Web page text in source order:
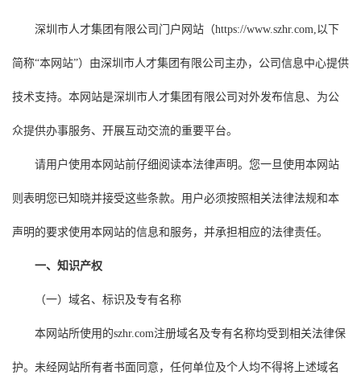
深圳市人才集团有限公司门户网站（https://www.szhr.com,以下
简称“本网站”）由深圳市人才集团有限公司主办，公司信息中心提供
技术支持。本网站是深圳市人才集团有限公司对外发布信息、为公
众提供办事服务、开展互动交流的重要平台。
请用户使用本网站前仔细阅读本法律声明。您一旦使用本网站
则表明您已知晓并接受这些条款。用户必须按照相关法律法规和本
声明的要求使用本网站的信息和服务，并承担相应的法律责任。
一、知识产权
（一）域名、标识及专有名称
本网站所使用的szhr.com注册域名及专有名称均受到相关法律保
护。未经网站所有者书面同意，任何单位及个人均不得将上述域名